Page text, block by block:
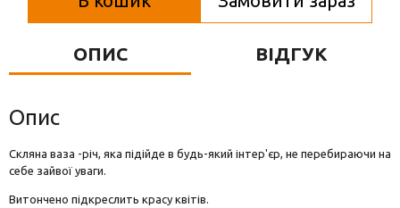
Вази для квітів
Фігурки та статуетки
ОПИС ВІДГУК
Опис
Скляна ваза -річ, яка підійде в будь-який інтер'єр, не перебираючи на
себе зайвої уваги.
Витончено підкреслить красу квітів.